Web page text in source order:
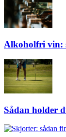
Alkoholfri vin:
Sådan holder